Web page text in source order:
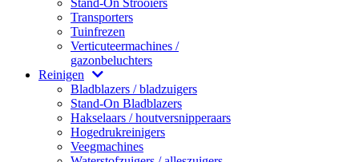
Stand-On Strooiers
Transporters
Tuinfrezen
Verticuteermachines /
gazonbeluchters
Reinigen
Bladblazers / bladzuigers
Stand-On Bladblazers
Hakselaars / houtversnipperaars
Hogedrukreinigers
Veegmachines